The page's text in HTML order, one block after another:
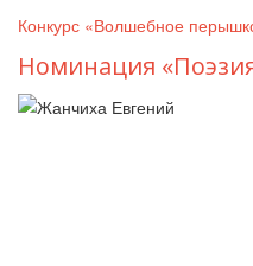
Конкурс «Волшебное
Номинация